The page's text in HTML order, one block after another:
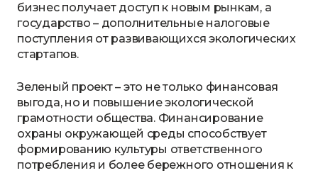
бизнес получает доступ к новым рынкам, а
государство – дополнительные налоговые
поступления от развивающихся экологических
стартапов.
Зеленый проект – это не только финансовая
выгода, но и повышение экологической
грамотности общества. Финансирование
охраны окружающей среды способствует
формированию культуры ответственного
потребления и более бережного отношения к